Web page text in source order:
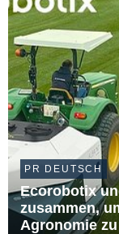
PR DEUTSCH
Ecorobotix
zusammen,
Agronomie